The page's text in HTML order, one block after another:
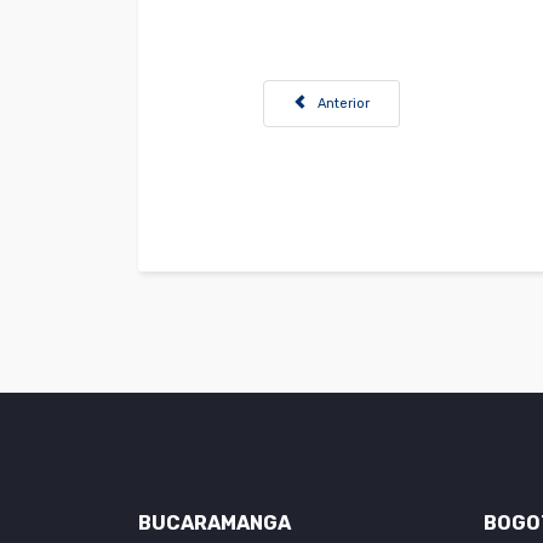
Artículo anterior: Convocatoria
Anterior
BUCARAMANGA